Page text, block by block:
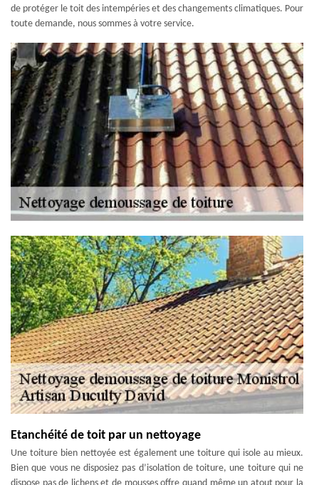
de protéger le toit des intempéries et des changements climatiques. Pour
toute demande, nous sommes à votre service.
Etanchéité de toit par un nettoyage
Une toiture bien nettoyée est également une toiture qui isole au mieux.
Bien que vous ne disposiez pas d’isolation de toiture, une toiture qui ne